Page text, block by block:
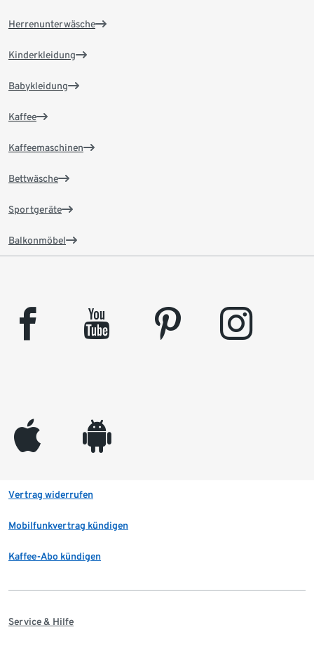
Herrenunterwäsche
Kinderkleidung
Babykleidung
Kaffee
Kaffeemaschinen
Bettwäsche
Sportgeräte
Balkonmöbel
facebook youtube pinterest instagram
appleinc android
Vertrag widerrufen
Mobilfunkvertrag kündigen
Kaffee-Abo kündigen
Service & Hilfe